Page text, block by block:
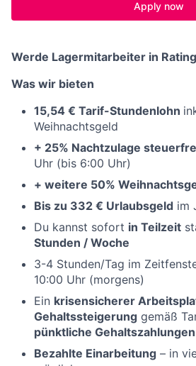
Apply now
Werde Lagermitarbeiter in
Was wir bieten
15,54 € Tarif-Stundenlohn
Weihnachtsgeld
+ 25% Nachtzulage
Uhr (bis 6:00 Uhr)
+ weitere 50%
Bis zu 332 € Urlaubsgeld im
Du kannst sofort in Teilzeit
Stunden / Woche
3-4 Stunden/Tag im
10:00 Uhr (morgens)
Ein krisensicherer
Gehaltssteigerung gemäß
pünktliche Gehaltszahlungen
Bezahlte Einarbeitung – in